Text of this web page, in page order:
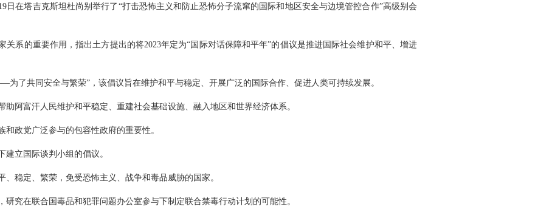
日在塔吉克斯坦杜尚别举行了“打击恐怖主义和防止恐怖分子流窜的国际和地区安全与边境管控合作”高级别会
关系的重要作用，指出土方提出的将2023年定为“国际对话保障和平年”的倡议是推进国际社会维护和平、增进
了共同安全与繁荣”，该倡议旨在维护和平与稳定、开展广泛的国际合作、促进人类可持续发展。
助阿富汗人民维护和平稳定、重建社会基础设施、融入地区和世界经济体系。
政党广泛参与的包容性政府的重要性。
立国际谈判小组的倡议。
、稳定、繁荣，免受恐怖主义、战争和毒品威胁的国家。
研究在联合国毒品和犯罪问题办公室参与下制定联合禁毒行动计划的可能性。